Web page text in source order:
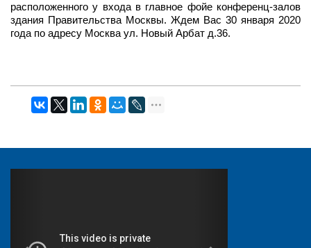
расположенного у входа в главное фойе конференц-залов
здания Правительства Москвы. Ждем Вас 30 января 2020
года по адресу Москва ул. Новый Арбат д.36.